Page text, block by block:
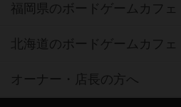
福岡県のボードゲームカフェ
北海道のボードゲームカフェ
オーナー・店長の方へ